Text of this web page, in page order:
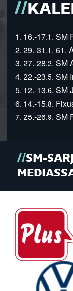
1. 16.-17.1. SM
2. 29.-31.1. 61.
3. 27.-28.2. SM
4. 22.-23.5. SM
5. 12.-13.6. SM
6. 14.-15.8.
7. 25.-26.9. SM
SM-